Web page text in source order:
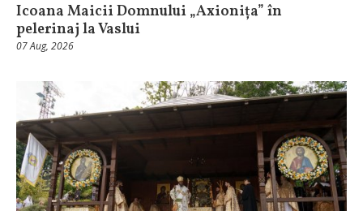
Icoana Maicii Domnului „Axionița” în
pelerinaj la Vaslui
07 Aug, 2026